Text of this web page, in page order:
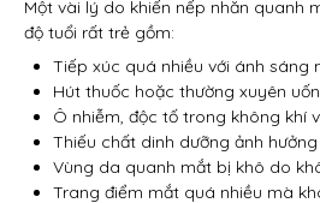
Một vài lý do khiến nếp nhăn quanh
độ tuổi rất trẻ gồm:
Tiếp xúc quá nhiều với ánh sáng
Hút thuốc hoặc thường xuyên
Ô nhiễm, độc tố trong không khí
Thiếu chất dinh dưỡng ảnh
Vùng da quanh mắt bị khô do
Trang điểm mắt quá nhiều mà